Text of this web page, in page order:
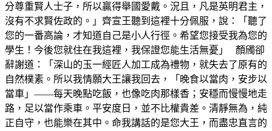
分尊重賢人士子，所以贏得舉國愛戴。況且，凡是英明君主，
沒有不求賢佐政的。」齊宣王聽到這裡十分佩服，說：「聽了
您的一番高論，才知道自己是小人行徑。希望您接受我為您的
學生！今後您就住在我這裡，我保證您能生活無憂」 顏斶卻
辭謝道：「深山的玉一經匠人加工成為禮物，就失去了原有的
自然樸素。所以我情願大王讓我回去，「晚食以當肉，安步以
當車」——每天晚點吃飯，也像吃肉那樣香；安穩而慢慢地走
路，足以當作乘車。平安度日，並不比權貴差。清靜無為，純
正自守，也能樂在其中。命我講話的是您大王，而盡忠直言的